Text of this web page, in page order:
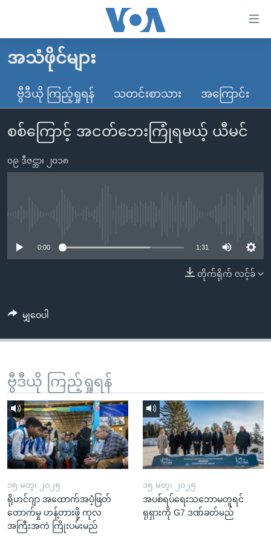
လွယ်ကူ
သည့်
Link
များ
ပင်မ
ပင်မ
စာမျက်နှာ
ကျော်
ရန်
ရှာဖွေ
ရန်
နေရာ
သို့
ကျော်
ရန်
မူလစာမျက်နှာ
မြန်မာ
ကမ္ဘာ့သတင်းများ
နိုင်ငံတကာ
တရုတ်
ဗွီဒီယို
ရပ်ဝန်းတခု လမ်းတခု အလွန်
ရုပ်ရှင်ထဲက အင်္ဂလိပ်စာ
တီဗွီ
ရေဒီယို/တီဗွီအစီအစဉ်
ဗွီအိုအေ လူမှုကွန်ယက်များ
ဘာသာစကားများ
အသံဖိုင်များ
ဗွီဒီယို ကြည့်ရှုရန် သတင်းစာသား အကြောင်း
စစ်ကြောင့် အငတ်ဘေးကြုံရမယ့် ယီမင်
၀၉ ဒီဇင္ဘာ၊ ၂၀၁၈
0:00 1:31
တိုက်ရိုက် လင့်ခ်
မျှဝေပါ
ဗွီဒီယို ကြည့်ရှုရန်
၁၅ မတ္၊ ၂၀၂၅
ရိုဟင်ဂျာ အထောက်အပံ့ဖြတ်
တောက်မှု ဟန့်တားဖို့ ကုလ
အကြီးအကဲ ကြိုးပမ်းမည်
၁၅ မတ္၊ ၂၀၂၅
အပစ်ရပ်ရေးသဘောမတူရင်
ရုရှားကို G7 ဒဏ်ခတ်မည်